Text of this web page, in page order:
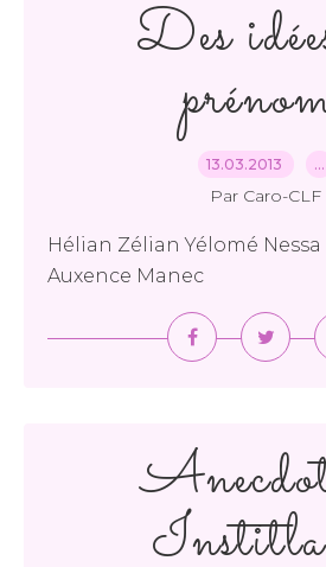
Des
13.03.2013 …
Par Caro-CLF
Hélian Zélian Yélomé
Auxence Manec